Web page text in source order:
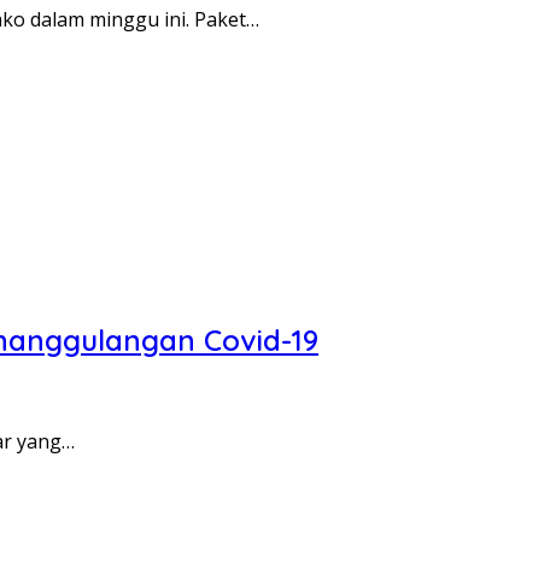
dalam minggu ini. Paket…
Covid-19
yang…